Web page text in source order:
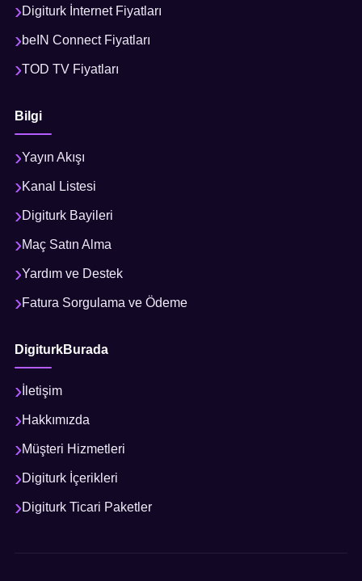
Digiturk İnternet Fiyatları
beIN Connect Fiyatları
TOD TV Fiyatları
Bilgi
Yayın Akışı
Kanal Listesi
Digiturk Bayileri
Maç Satın Alma
Yardım ve Destek
Fatura Sorgulama ve Ödeme
DigiturkBurada
İletişim
Hakkımızda
Müşteri Hizmetleri
Digiturk İçerikleri
Digiturk Ticari Paketler